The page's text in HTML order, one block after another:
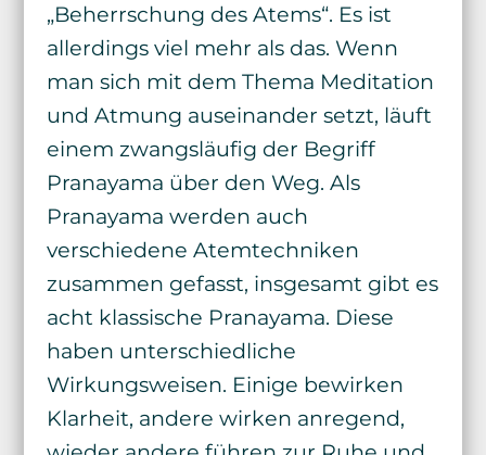
„Beherrschung des Atems“. Es ist
allerdings viel mehr als das. Wenn
man sich mit dem Thema Meditation
und Atmung auseinander setzt, läuft
einem zwangsläufig der Begriff
Pranayama über den Weg. Als
Pranayama werden auch
verschiedene Atemtechniken
zusammen gefasst, insgesamt gibt es
acht klassische Pranayama. Diese
haben unterschiedliche
Wirkungsweisen. Einige bewirken
Klarheit, andere wirken anregend,